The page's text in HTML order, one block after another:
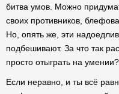
битва умов. Можно
своих противников,
Но, опять же, эти
подбешивают. За что так
просто отыграть на умении?
Если неравно, и ты всё